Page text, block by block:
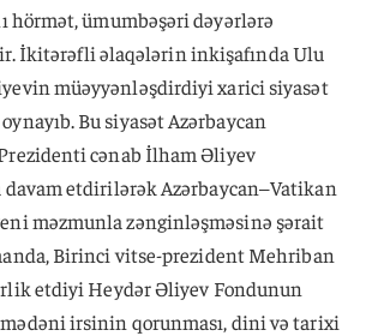
hörmət, ümumbəşəri dəyərlərə
İkitərəfli əlaqələrin inkişafında Ulu
müəyyənləşdirdiyi xarici siyasət
Bu siyasət Azərbaycan
cənab İlham Əliyev
etdirilərək Azərbaycan–Vatikan
məzmunla zənginləşməsinə şərait
Birinci vitse-prezident Mehriban
etdiyi Heydər Əliyev Fondunun
irsinin qorunması, dini və tarixi